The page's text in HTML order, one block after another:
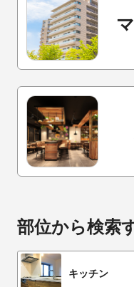
部位から検索
キッチン